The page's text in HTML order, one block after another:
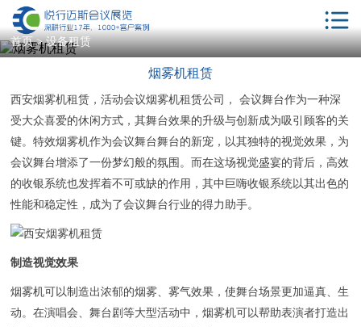
首页
服务项目
会议酒店
相关服务
客户案例
新闻动态
会议学院
首页>设备租赁
烟雾机租赁
西安烟雾机租赁，活动会议烟雾机租赁公司， 会议舞台作为一种深
受大众喜爱的休闲方式，其舞台效果的升级与创新成为吸引顾客的关
键。特效烟雾机作为会议舞台舞台的新宠，以其独特的视觉效果，为
会议舞台增添了一份梦幻般的氛围。而在这场视觉盛宴的背后，高效
的收银系统也发挥着不可或缺的作用，其中巨嗨收银系统以其出色的
性能和稳定性，成为了会议舞台行业的得力助手。
制造视觉效果
烟雾机可以制造出浓郁的烟雾、雾气效果，使舞台场景更加逼真、生
动。在演唱会、舞台剧等大型活动中，烟雾机可以帮助表演者打造出